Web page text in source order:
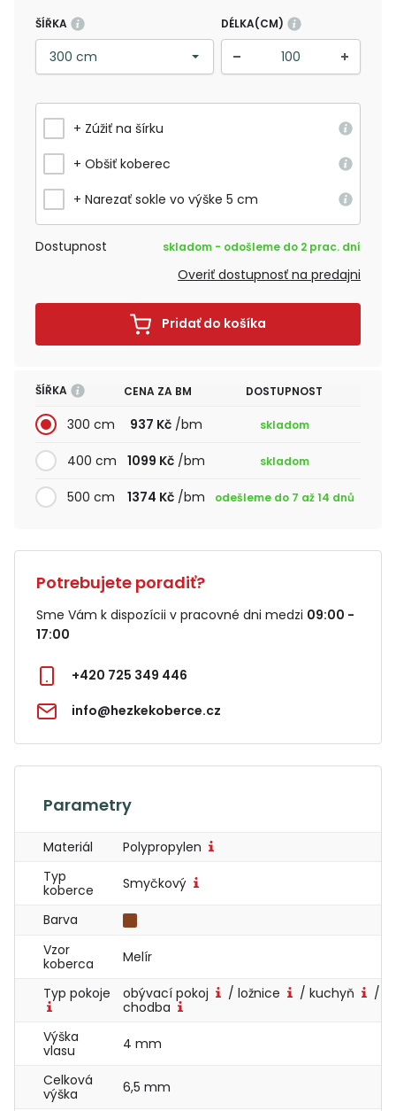
ŠÍŘKA DÉLKA(CM)
+ Zúžiť na šírku
+ Obšiť koberec
+ Narezať sokle vo výške 5 cm
Dostupnost skladom - odošleme do 2 prac. dní
Overiť dostupnosť na predajni
Pridať do košíka
ŠÍŘKA CENA ZA BM DOSTUPNOST
300 cm 937 Kč/bm skladom
400 cm 1099 Kč/bm skladom
500 cm 1374 Kč/bm odešleme do 7 až 14 dnů
Potrebujete poradiť?
Sme Vám k dispozícii v pracovné dni medzi 09:00 -
17:00
+420 725 349 446
info@hezkekoberce.cz
Parametry
Materiál
Polypropylen
Typ
koberce
Smyčkový
Barva
Vzor
koberca
Melír
Typ pokoje obývací pokoj / ložnice / kuchyň
/
chodba
Výška
vlasu
4 mm
Celková
výška
6,5 mm